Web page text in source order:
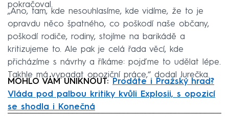
pokračoval.
„Ano, tam, kde nesouhlasíme, kde vidíme, že to je
opravdu něco špatného, co poškodí naše občany,
poškodí rodiče, rodiny, stojíme na barikádě a
kritizujeme to. Ale pak je celá řada věcí, kde
přicházíme s návrhy a říkáme: pojďme to udělat lépe.
Takhle má vypadat opoziční práce,“ dodal Jurečka.
MOHLO VÁM UNIKNOUT: Prodáte i Pražský hrad?
Vláda pod palbou kritiky kvůli Explosii, s opozicí
se shodla i Konečná